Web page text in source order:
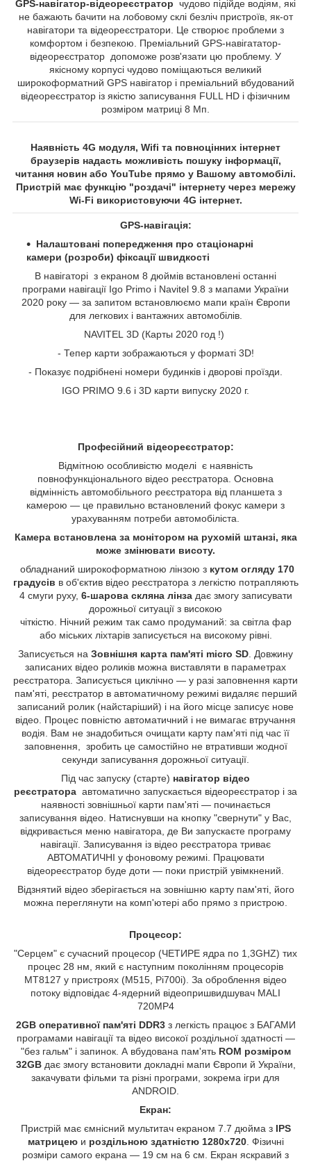
GPS-навігатор-відеореєстратор чудово підійде водіям, які
не бажають бачити на лобовому склі безліч пристроїв, як-от
навігатори та відеореєстратори. Це створює проблеми з
комфортом і безпекою. Преміальний GPS-навігататор-
відеореєстратор допоможе розв'язати цю проблему. У
якісному корпусі чудово поміщаються великий
широкоформатний GPS навігатор і преміальний вбудований
відеореєстратор із якістю записування FULL HD і фізичним
розміром матриці 8 Мп.
Наявність 4G модуля, Wifi та повноцінних інтернет
браузерів надасть можливість пошуку інформації,
читання новин або YouTube прямо у Вашому автомобілі.
Пристрій має функцію "роздачі" інтернету через мережу
Wi-Fi використовуючи 4G інтернет.
GPS-навігація:
Налаштовані попередження про стаціонарні
камери (розроби) фіксації швидкості
В навігаторі з екраном 8 дюймів встановлені останні
програми навігації Igo Primo і Navitel 9.8 з мапами України
2020 року — за запитом встановлюємо мапи країн Європи
для легкових і вантажних автомобілів.
NAVITEL 3D (Карты 2020 год !)
- Тепер карти зображаються у форматі 3D!
- Показує подрібнені номери будинків і дворові проїзди.
IGO PRIMO 9.6 і 3D карти випуску 2020 г.
Професійний відеореєстратор:
Відмітною особливістю моделі є наявність
повнофункціонального відео реєстратора. Основна
відмінність автомобільного реєстратора від планшета з
камерою — це правильно встановлений фокус камери з
урахуванням потреби автомобіліста.
Камера встановлена за монітором на рухомій штанзі, яка
може змінювати висоту.
обладнаний широкоформатною лінзою з кутом огляду 170
градусів в об'єктив відео реєстратора з легкістю потрапляють
4 смуги руху, 6-шарова скляна лінзадає змогу записувати
дорожньої ситуації з високою
чіткістю. Нічний режим так само продуманий: за світла фар
або міських ліхтарів записується на високому рівні.
Записується на Зовнішня карта пам'яті micro SD . Довжину
записаних відео роликів можна виставляти в параметрах
реєстратора. Записується циклічно — у разі заповнення карти
пам'яті, реєстратор в автоматичному режимі видаляє перший
записаний ролик (найстаріший) і на його місце записує нове
відео. Процес повністю автоматичний і не вимагає втручання
водія. Вам не знадобиться очищати карту пам'яті під час її
заповнення, зробить це самостійно не втративши жодної
секунди записування дорожньої ситуації.
Під час запуску (старте) навігатор відео
реєстратора автоматично запускається відеореєстратор і за
наявності зовнішньої карти пам'яті — починається
записування відео. Натиснувши на кнопку "свернути" у Вас,
відкривається меню навігатора, де Ви запускаєте програму
навігації. Записування із відео реєстратора триває
АВТОМАТИЧНІ у фоновому режимі. Працювати
відеореєстратор буде доти — поки пристрій увімкнений.
Відзнятий відео зберігається на зовнішню карту пам'яті, його
можна переглянути на комп'ютері або прямо з пристрою.
Процесор:
"Серцем" є сучасний процесор (ЧЕТИРЕ ядра по 1,3GHZ) тих
процес 28 нм, який є наступним поколінням процесорів
МТ8127 у пристроях (M515, Pi700i). За оброблення відео
потоку відповідає 4-ядерний відеопришвидшувач MALI
720MP4
2GB оперативної пам'яті DDR3з легкість працює з БАГАМИ
програмами навігації та відео високої роздільної здатності —
"без гальм" і запинок. А вбудована пам'ять ROM розміром
32GBдає змогу встановити докладні мапи Європи й України,
закачувати фільми та різні програми, зокрема ігри для
ANDROID.
Екран:
Пристрій має ємнісний мультитач екраном 7.7 дюйма з IPS
матрицеюи роздільною здатністю 1280х720. Фізичні
розміри самого екрана — 19 см на 6 см. Екран яскравий з